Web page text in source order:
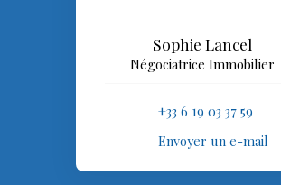
Sophie Lancel
Négociatrice Immobilier
+33 6 19 03 37 59
Envoyer un e-mail